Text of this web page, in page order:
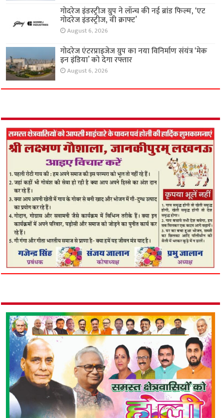
गोदरेज इंडस्ट्रीज ग्रुप ने लॉन्च की नई ब्रांड फिल्म, ‘एट
गोदरेज इंडस्ट्रीज, वी क्राफ्ट’
August 6, 2026
गोदरेज एंटरप्राइजेज ग्रुप का नया विनिर्माण संयंत्र ‘मेक
इन इंडिया’ को देगा रफ्तार
August 6, 2026